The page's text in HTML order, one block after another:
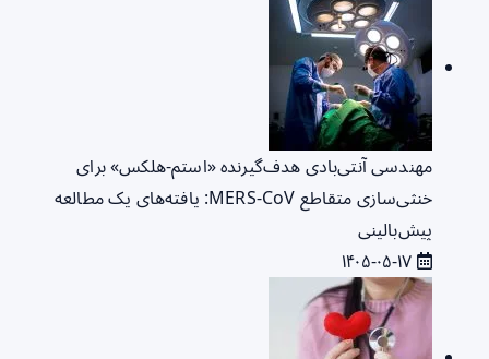
مهندسی آنتی‌بادی هدف‌گیرنده «استم-هلکس» برای
خنثی‌سازی متقاطع MERS-CoV: یافته‌های یک مطالعه
پیش‌بالینی